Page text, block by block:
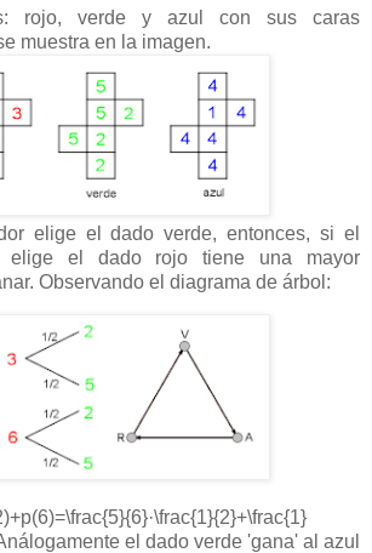
rojo, verde y azul con sus caras
muestra en la imagen.
elige el dado verde, entonces, si el
elige el dado rojo tiene una mayor
Observando el diagrama de árbol:
el dado verde 'gana' al azul